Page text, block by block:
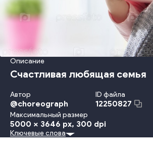
Описание
Счастливая любящая семья
Автор
@choreograph
ID файла
12250827
Максимальный размер
5000 x 3646 px, 300 dpi
Красота Travel Locations
Ключевые слова